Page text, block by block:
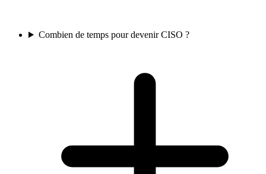
Combien de temps pour devenir CISO ?